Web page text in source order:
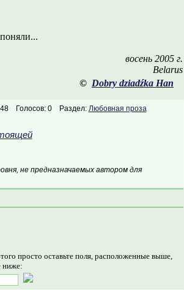
восень 2005 г.
Belarus
© Dobry dziadźka Han
Голосов: 0 Раздел: Любовная проза
не предназначаемых автором для
просто оставьте поля, расположенные выше,
ниже: